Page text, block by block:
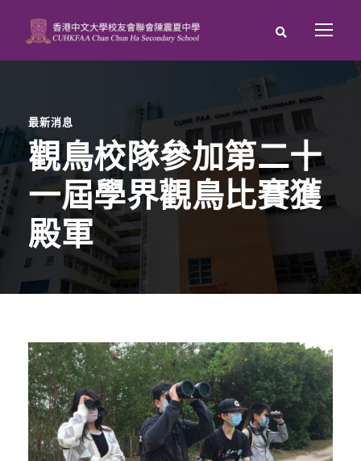
最新消息
觀鳥校隊參加第二十
一屆學界觀鳥比賽獲
殿軍